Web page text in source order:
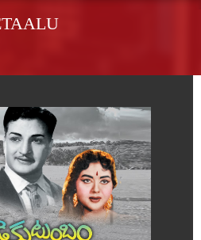
Biography
Songs
Poems
Articles
Videos